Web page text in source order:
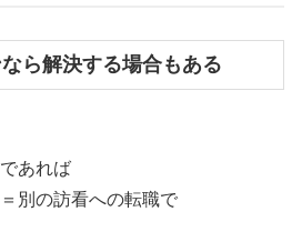
ら解決する場合もある
あれば
別の訪看への転職で